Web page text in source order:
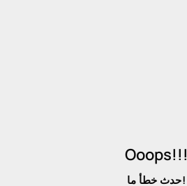
Ooops!!!
حدث خطأ ما!